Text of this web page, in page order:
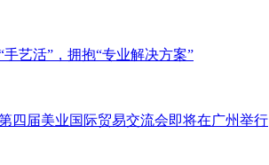
艺活”，拥抱“专业解决方案”
四届美业国际贸易交流会即将在广州举行